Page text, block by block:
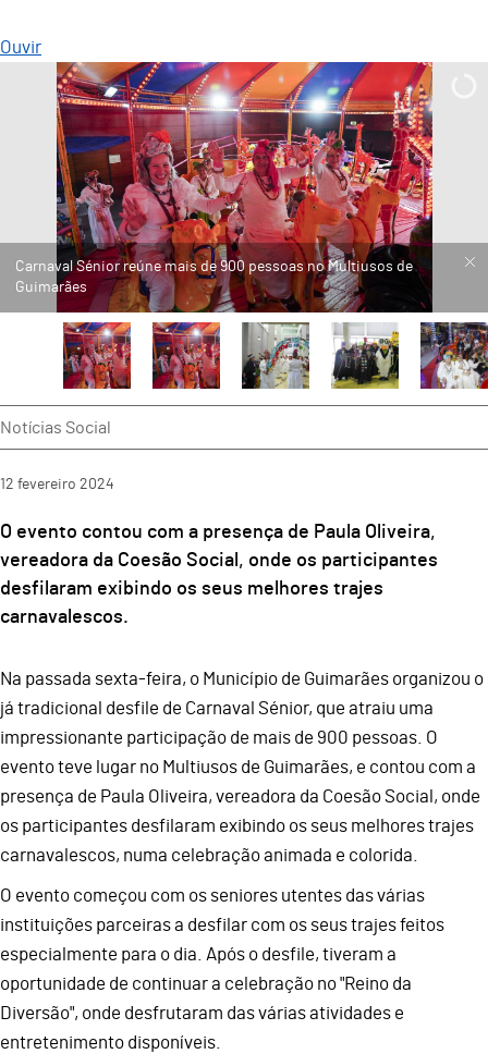
Ouvir
Notícias Social
12 fevereiro 2024
O evento contou com a presença de Paula Oliveira,
vereadora da Coesão Social, onde os participantes
desfilaram exibindo os seus melhores trajes
carnavalescos.
Na passada sexta-feira, o Município de Guimarães organizou o
já tradicional desfile de Carnaval Sénior, que atraiu uma
impressionante participação de mais de 900 pessoas. O
evento teve lugar no Multiusos de Guimarães, e contou com a
presença de Paula Oliveira, vereadora da Coesão Social, onde
os participantes desfilaram exibindo os seus melhores trajes
carnavalescos, numa celebração animada e colorida.
O evento começou com os seniores utentes das várias
instituições parceiras a desfilar com os seus trajes feitos
especialmente para o dia. Após o desfile, tiveram a
oportunidade de continuar a celebração no "Reino da
Diversão", onde desfrutaram das várias atividades e
entretenimento disponíveis.